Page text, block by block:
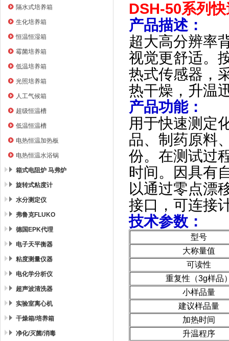
隔水式培养箱
生化培养箱
恒温恒湿箱
霉菌培养箱
低温培养箱
光照培养箱
人工气候箱
超级恒温槽
低温恒温槽
电热恒温加热板
电热恒温水浴锅
箱式电阻炉 马弗炉
旋转式粘度计
水分测定仪
弗鲁克FLUKO
德国EPK代理
电子天平衡器
粘度测量仪器
电化学分析仪
超声波清洗器
实验室离心机
干燥箱/培养箱
净化/灭菌/消毒
DSH-50系列
产品描述：
超大高分辨率
视觉更舒适。
热式传感器，
热干燥，升温
产品功能：
用于快速测定
品、制药原料
份。在测试过
时间。因具有
以通过零点漂
接口，可连接
技术参数：
型号
大称量值
可读性
重复性（3g样品
小样品量
建议样品量
加热时间
升温程序